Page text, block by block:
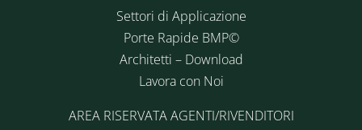
Settori di Applicazione
Porte Rapide BMP©
Architetti – Download
Lavora con Noi
AREA RISERVATA AGENTI/RIVENDITORI